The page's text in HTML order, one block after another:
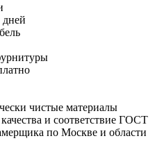
дней
чистые материалы
и соответствие ГОСТ
по Москве и области